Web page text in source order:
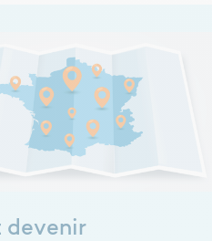
devenir